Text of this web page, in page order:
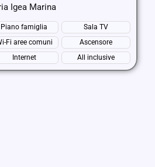
Igea Marina
Piano famiglia
Sala TV
Fi aree comuni
Ascensore
Internet All inclusive